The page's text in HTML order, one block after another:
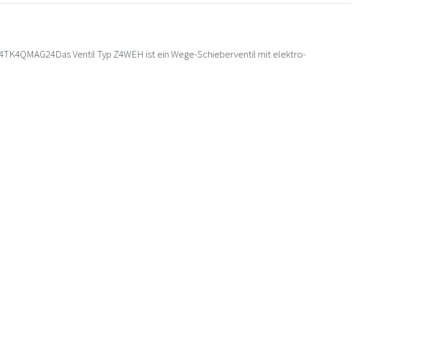
Ventil Typ Z4WEH ist ein Wege-Schieberventil mit elektro-